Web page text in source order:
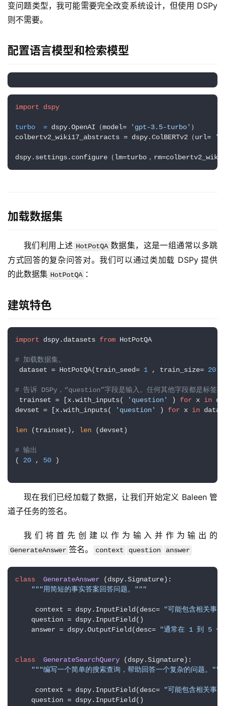
量
绘
逆
绘
梦
绘
青
龙
绘
变问题类型，我可能需要完全改变系统设计，但使用 DSPy
则不需要。
配置语言模型和检索模型
import dspy
turbo = dspy.OpenAI（model= 'gpt-3.5-turbo' ）
colbertv2_wiki17_abstracts = dspy.ColBERTv2（url=
dspy.settings.configure（lm=turbo，
加载数据集
我们利用上述 HotPotQA 数据集，这是一组通常以多跳
方式回答的复杂问答对。我们可以通过类加载 DSPy 提供
的此数据集 HotPotQA ：
建筑特色
import dspy.datasets from HotPotQA
# 加载数据集。
dataset = HotPotQA(train_seed= 1 , train_size= 20
# 告诉 DSPy，“question”字段是输入。任何其他字段都是标签
trainset = [x.with_inputs(
'question' ) for x in
devset = [x.with_inputs(
'question' ) for x in
len (trainset), len (devset)
# 输出
( 20 , 50 )
现在我们已经加载了数据，让我们开始定义 Baleen 管
道子任务的签名。
我们将首先创建以作为输入并作为输出的
GenerateAnswer 签名。 context question answer
class GenerateAnswer (dspy.Signature):
"""用简短的事实答案回答问题。"""
     context = dspy.InputField(desc=
"可能包含相关事
    question = dspy.InputField()
    answer = dspy.OutputField(desc=
"通常在 1 到 5 个
class GenerateSearchQuery (dspy.Signature):
"""编写一个简单的搜索查询，帮助回答一个复杂的问题。"""
     context = dspy.InputField(desc=
"可能包含相关事
    question = dspy.InputField()